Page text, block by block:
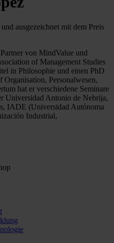
ausgezeichnet mit dem Preis
von MindValue und
of Management Studies
in Philosophie und einen PhD
Personalwesen,
hat er verschiedene Seminare
Universidad Antonio de Nebrija,
IADE (Universidad Autónoma
Industrial,